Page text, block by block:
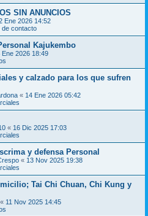
SIN ANUNCIOS
Ene 2026 14:52
de contacto
Kajukembo
Ene 2026 18:49
y calzado para los que sufren
« 14 Ene 2026 05:42
« 16 Dic 2025 17:03
y defensa Personal
« 13 Nov 2025 19:38
Tai Chi Chuan, Chi Kung y
« 11 Nov 2025 14:45